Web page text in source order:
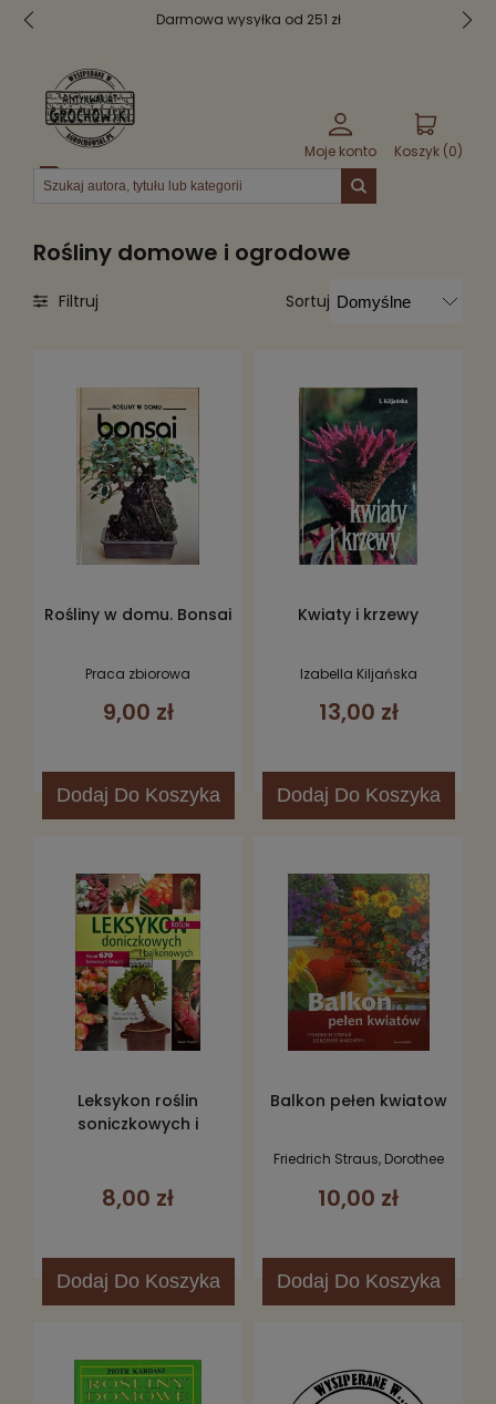
Darmowa wysyłka od 251 zł
Moje konto Koszyk (0)
Menu
Rośliny domowe i ogrodowe
Sortuj
Filtruj
Rośliny w domu. Bonsai
Praca zbiorowa
9,00 zł
Dodaj Do Koszyka
Kwiaty i krzewy
Izabella Kiljańska
13,00 zł
Dodaj Do Koszyka
Leksykon roślin
soniczkowych i
8,00 zł
Dodaj Do Koszyka
Balkon pełen kwiatow
Friedrich Straus, Dorothee
10,00 zł
Dodaj Do Koszyka